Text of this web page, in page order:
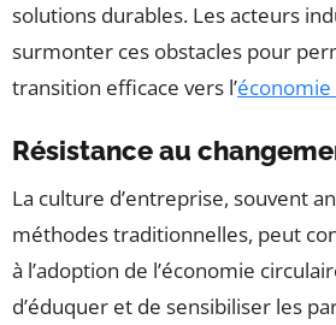
solutions durables. Les acteurs
surmonter ces obstacles pour
transition efficace vers l’
Résistance au
La culture d’entreprise, souvent
méthodes traditionnelles, peut
à l’adoption de l’économie
d’éduquer et de sensibiliser les